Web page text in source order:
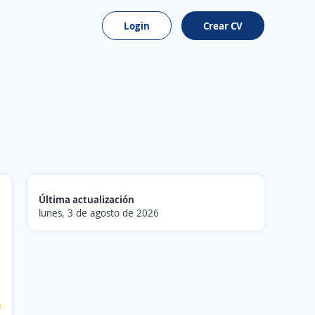
Login Crear CV
Última actualización
lunes, 3 de agosto de 2026